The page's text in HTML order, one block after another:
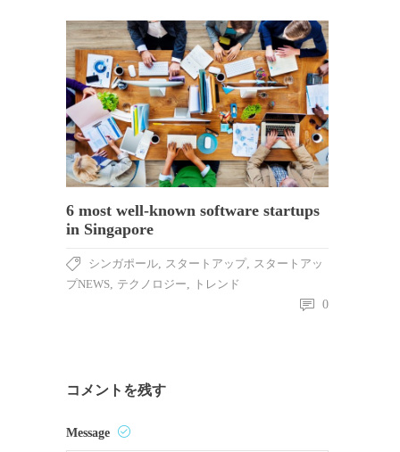
6 most well-known software startups
in Singapore
シンガポール, スタートアップ, スタートアッ
プNEWS, テクノロジー,
トレンド
0
コメントを残す
Message